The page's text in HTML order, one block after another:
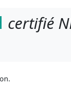
certifié